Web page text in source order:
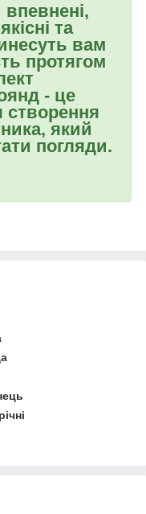
та
вам
протягом
- це
створення
який
погляди.